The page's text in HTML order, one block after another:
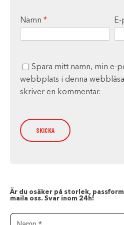
Namn *
Spara mitt namn, min e-
webbplats i denna
skriver en kommentar.
Är du osäker på storlek,
maila oss. Svar inom 24h!